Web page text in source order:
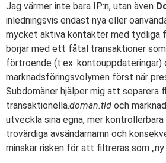
Jag värmer inte bara IP:n, utan även
inledningsvis endast nya eller
mycket aktiva kontakter med tydliga
börjar med ett fåtal transaktioner
förtroende (t.ex. kontouppdateringar)
marknadsföringsvolymen först när
Subdomäner hjälper mig att separera
transaktionella.domän.tld och
utveckla sina egna, mer
trovärdiga avsändarnamn och
minskar risken för att filtreras som „ny